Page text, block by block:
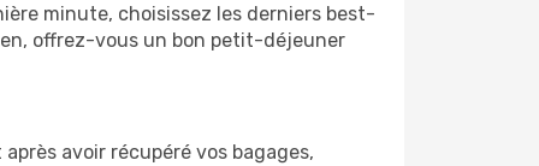
minute, choisissez les derniers best-
offrez-vous un bon petit-déjeuner
avoir récupéré vos bagages,